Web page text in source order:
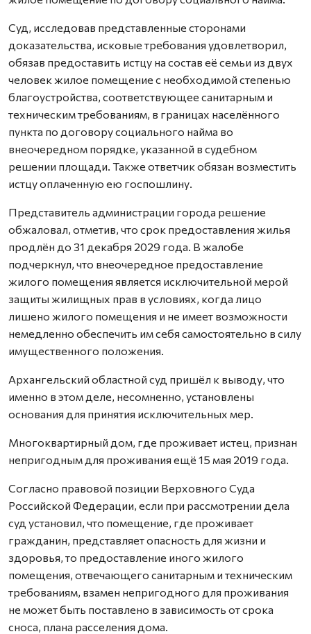
Суд, исследовав представленные сторонами
доказательства, исковые требования удовлетворил,
обязав предоставить истцу на состав её семьи из двух
человек жилое помещение с необходимой степенью
благоустройства, соответствующее санитарным и
техническим требованиям, в границах населённого
пункта по договору социального найма во
внеочередном порядке, указанной в судебном
решении площади. Также ответчик обязан возместить
истцу оплаченную ею госпошлину.
Представитель администрации города решение
обжаловал, отметив, что срок предоставления жилья
продлён до 31 декабря 2029 года. В жалобе
подчеркнул, что внеочередное предоставление
жилого помещения является исключительной мерой
защиты жилищных прав в условиях, когда лицо
лишено жилого помещения и не имеет возможности
немедленно обеспечить им себя самостоятельно в силу
имущественного положения.
Архангельский областной суд пришёл к выводу, что
именно в этом деле, несомненно, установлены
основания для принятия исключительных мер.
Многоквартирный дом, где проживает истец, признан
непригодным для проживания ещё 15 мая 2019 года.
Согласно правовой позиции Верховного Суда
Российской Федерации, если при рассмотрении дела
суд установил, что помещение, где проживает
гражданин, представляет опасность для жизни и
здоровья, то предоставление иного жилого
помещения, отвечающего санитарным и техническим
требованиям, взамен непригодного для проживания
не может быть поставлено в зависимость от срока
сноса, плана расселения дома.